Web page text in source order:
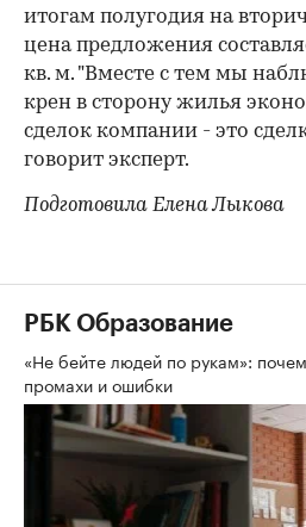
итогам полугодия на
цена предложения
кв. м. "Вместе с тем мы
крен в сторону жилья
сделок компании - это
говорит эксперт.
Подготовила Елена Лыкова
РБК Образование
«Не бейте людей по рукам»:
промахи и ошибки